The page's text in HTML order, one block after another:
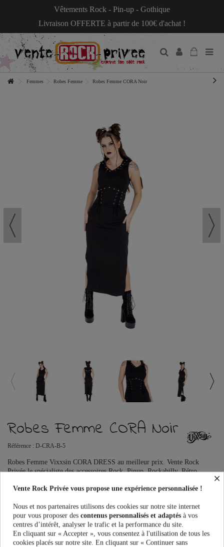
Vêtements Rock - Pin-up - Gothique
Livraison OFFERTE à partir de 100€ d'achat !
Femmes Robes Femme Robes Femme CORA Noir
Robes Femme CORA Noir
Référence : D-CRA-B-5
Robes Femme Vixxsin CORA DRESS au meilleur prix. Vente Rock
Privée le spécialiste des accessoires Rock, Pinup, Rockabilly, Rétro,
PRÉVENEZ-MOI LORSQUE LE PRODUIT EST DISPONIBLE
×
Vente Rock Privée vous propose une expérience personnalisée !
Nous et nos partenaires utilisons des cookies sur notre site internet
pour vous proposer des contenus personnalisés et adaptés à vos
centres d’intérêt, analyser le trafic et la performance du site.
En cliquant sur « Accepter », vous consentez à l'utilisation de tous les
cookies placés sur notre site. En cliquant sur « Continuer sans